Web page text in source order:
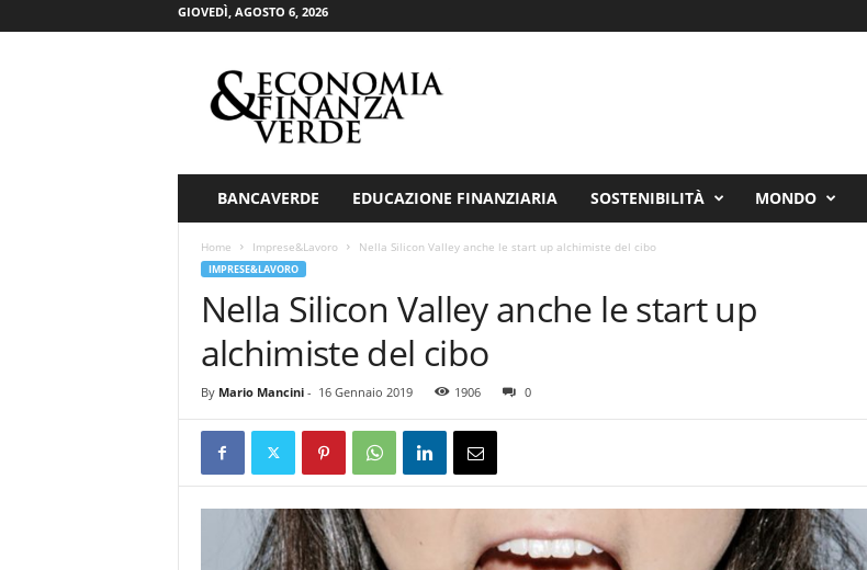
GIOVEDÌ, AGOSTO 6, 2026
V
d
BANCAVERDE EDUCAZIONE FINANZIARIA SOSTENIBILITÀ MONDO
Home Imprese&Lavoro Nella Silicon Valley anche le start up alchimiste del cibo
IMPRESE&LAVORO
Nella Silicon Valley anche le start up
alchimiste del cibo
By Mario Mancini- 16 Gennaio 2019 1906 0